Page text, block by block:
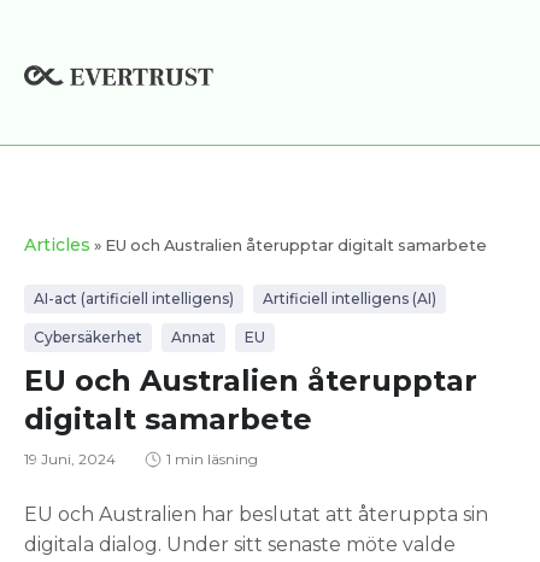
innehåll
Articles » EU och Australien återupptar digitalt samarbete
AI-act (artificiell intelligens) Artificiell intelligens (AI)
Cybersäkerhet Annat EU
EU och Australien återupptar
digitalt samarbete
19 Juni, 2024 1 min läsning
EU och Australien har beslutat att återuppta sin
digitala dialog. Under sitt senaste möte valde